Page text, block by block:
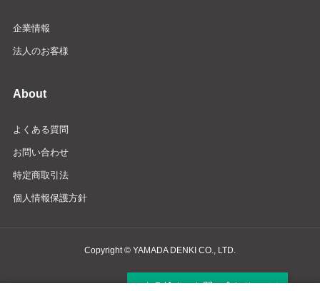
企業情報
法人のお客様
About
よくある質問
お問い合わせ
特定商取引法
個人情報保護方針
Copyright © YAMADA DENKI CO., LTD.
商品検索・お問い合わせ